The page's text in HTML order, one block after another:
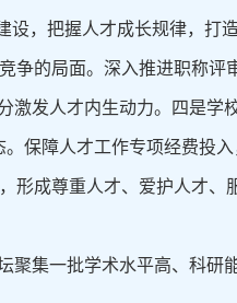
设，把握人才成长规律，打
争的局面。深入推进职称评
激发人才内生动力。四是学
保障人才工作专项经费投
成尊重人才、爱护人才、
聚集一批学术水平高、科研